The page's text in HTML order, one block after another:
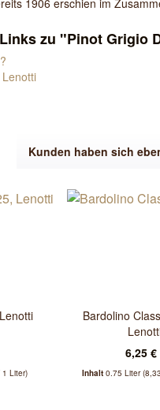
1906 erschien im
zu "Pinot Grigio
Kunden haben sich
Liter)
Bardolino
6,25 €
Inhalt0.75 Liter